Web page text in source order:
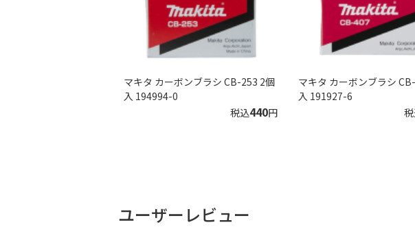
マキタ カーボンブラシ CB-253 2個
入 194994-0
税込440円
マキタ カーボンブラシ
入 191927-6
ユーザーレビュー